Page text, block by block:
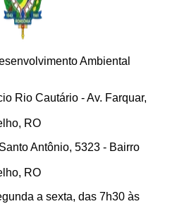
Ambiental
Rio Cautário - Av. Farquar,
RO
Antônio, 5323 - Bairro
RO
a sexta, das 7h30 às